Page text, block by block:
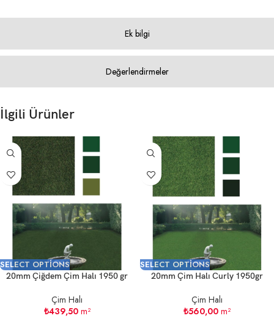
Ek bilgi
Değerlendirmeler
İlgili Ürünler
SELECT OPTIONS
20mm Çiğdem Çim Halı 1950 gr
Çim Halı
₺439,50m²
SELECT OPTIONS
20mm Çim Halı Curly 1950gr
Çim Halı
₺560,00 m²